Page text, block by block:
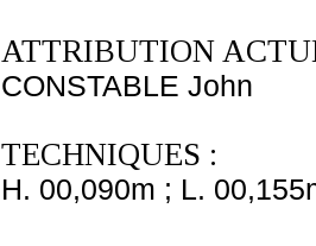
ATTRIBUTION
CONSTABLE John
TECHNIQUES :
H. 00,090m ; L.